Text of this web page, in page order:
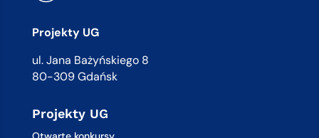
Projekty UG
ul. Jana Bażyńskiego 8
80-309 Gdańsk
Projekty UG